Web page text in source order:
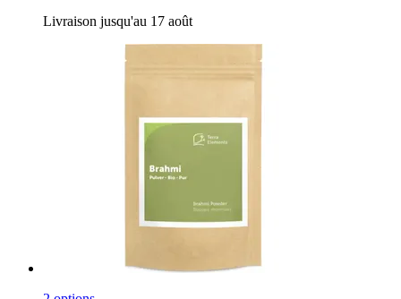
Livraison jusqu'au 17 août